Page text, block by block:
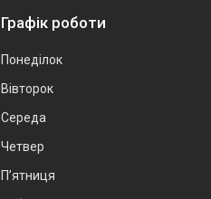
Графік роботи
Понеділок
Вівторок
Середа
Четвер
Пʼятниця